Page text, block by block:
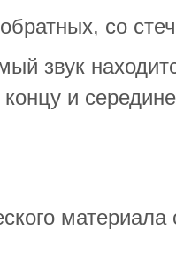
со
звук
и